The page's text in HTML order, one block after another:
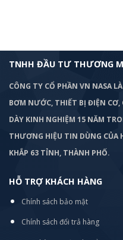
TNHH ĐẦU TƯ THƯƠNG
CÔNG TY CỔ PHẦN VN NASA
BƠM NƯỚC, THIẾT BỊ ĐIỆN CƠ,
DÀY KINH NGHIỆM 15 NĂM
THƯƠNG HIỆU TIN DÙNG CỦA
KHẮP 63 TỈNH, THÀNH PHỐ.
HỖ TRỢ KHÁCH HÀNG
Chính sách bảo mật
Chính sách đổi trả hàng